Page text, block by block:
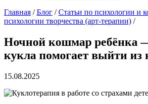
Главная /Блог /Статьи по психологии и
психологии творчества (арт-терапии) /
Ночной кошмар ребёнка
кукла помогает выйти из
15.08.2025